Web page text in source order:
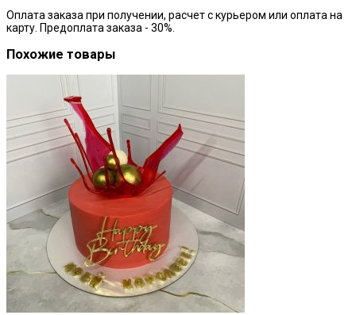
Оплата заказа при получении, расчет с курьером или оплата на
карту. Предоплата заказа - 30%.
Похожие товары